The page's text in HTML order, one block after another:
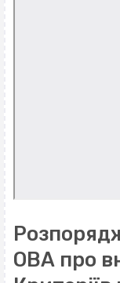
ОВА про